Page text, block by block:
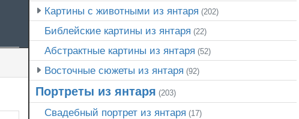
Картины с животными из янтаря (202)
Библейские картины из янтаря (22)
Абстрактные картины из янтаря (52)
Восточные сюжеты из янтаря (92)
Портреты из янтаря (203)
Свадебный портрет из янтаря (17)